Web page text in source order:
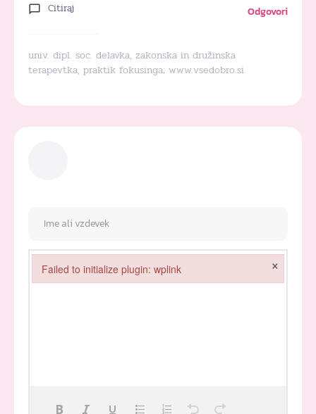
Citiraj Odgovori
univ. dipl. soc. delavka, zakonska in družinska
terapevtka, praktik fokusinga; www.vsedobro.si
Failed to initialize plugin: wplink ×
Failed to initialize plugin: wplink